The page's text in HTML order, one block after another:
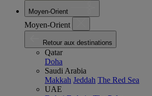
Moyen-Orient
Moyen-Orient
Retour aux destinations
Qatar
Doha
Saudi Arabia
Makkah Jeddah The Red Sea
UAE